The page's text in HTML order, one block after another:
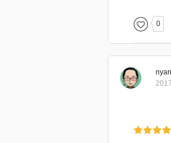
現実の
また極
リージョ
世界大戦
ると考
の占領政
0